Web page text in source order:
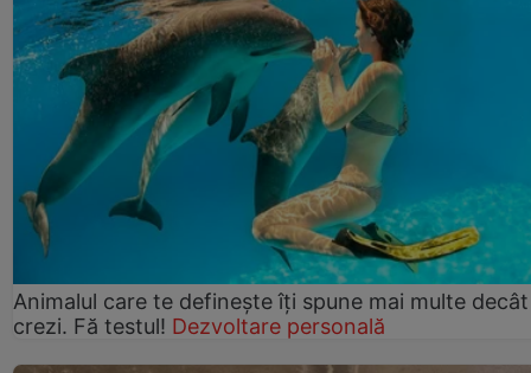
Animalul care te definește îți spune mai multe decât
crezi. Fă testul! Dezvoltare personală